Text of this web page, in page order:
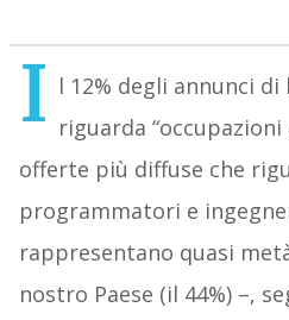
I l 12% degli annunci
riguarda
offerte più diffuse che
programmatori e
rappresentano quasi
nostro Paese (il 44%) –,